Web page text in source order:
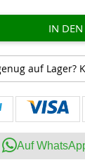
IN
auf Lager?
Auf